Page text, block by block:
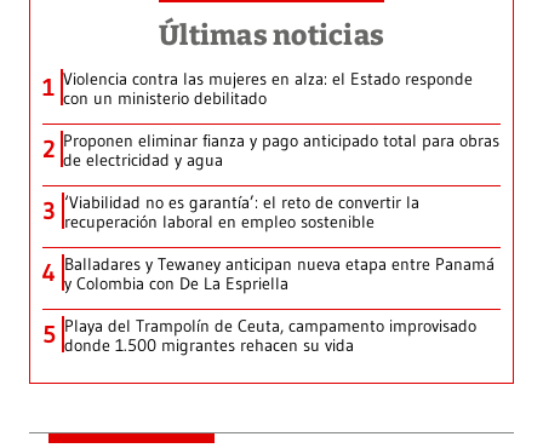
Últimas noticias
1 Violencia contra las mujeres en alza: el Estado responde
con un ministerio debilitado
2 Proponen eliminar fianza y pago anticipado total para obras
de electricidad y agua
3 ‘Viabilidad no es garantía’: el reto de convertir la
recuperación laboral en empleo sostenible
4 Balladares y Tewaney anticipan nueva etapa entre Panamá
y Colombia con De La Espriella
5 Playa del Trampolín de Ceuta, campamento improvisado
donde 1.500 migrantes rehacen su vida